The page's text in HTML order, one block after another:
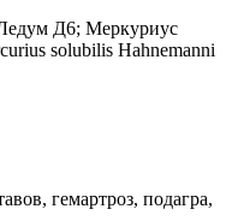
Д6; Меркуриус
solubilis Hahnemanni
гемартроз, подагра,